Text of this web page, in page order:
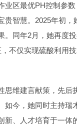
区最优PH控制参
智慧。2025年初，
。同年2月，她再度
不仅实现硫酸利用
维建言献策，先后
今，她同时主持瑞
新、人才培育于一体